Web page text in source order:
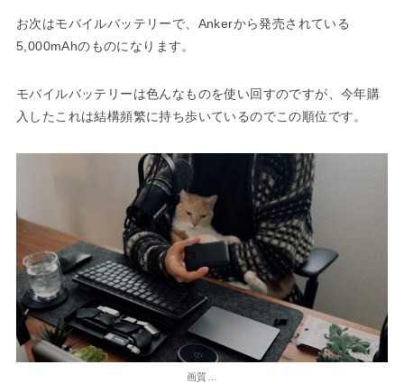
お次はモバイルバッテリーで、Ankerから発売されている
5,000mAhのものになります。
モバイルバッテリーは色んなものを使い回すのですが、今年購
入したこれは結構頻繁に持ち歩いているのでこの順位です。
画質…